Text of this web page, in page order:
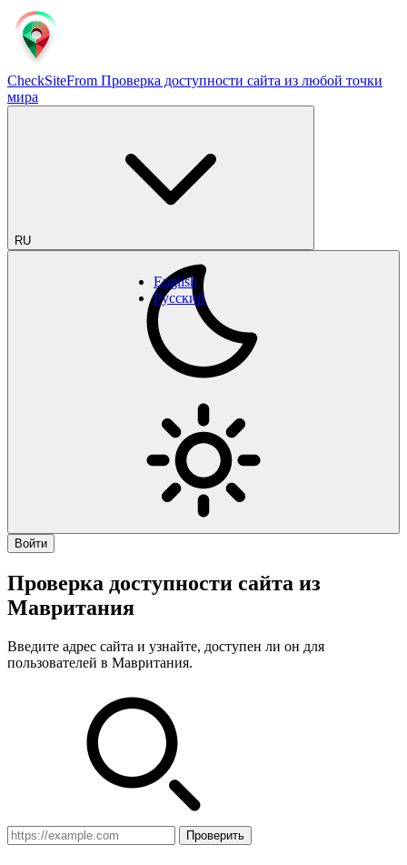
CheckSiteFrom Проверка доступности сайта из любой точки
мира
RU
English
Русский
Войти
Проверка доступности сайта из
Мавритания
Введите адрес сайта и узнайте, доступен ли он для
пользователей в Мавритания.
Проверить